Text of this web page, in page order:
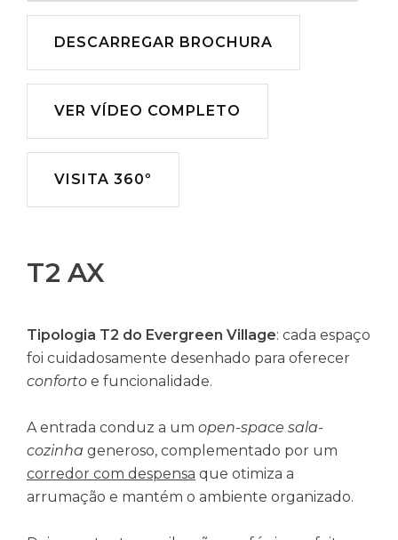
DESCARREGAR BROCHURA
Descarregar
VER VÍDEO COMPLETO
Reproduzir
VISITA 360º
T2 AX
Tipologia T2 do Evergreen Village: cada espaço
foi cuidadosamente desenhado para oferecer
conforto e funcionalidade.
A entrada conduz a um open-space sala-
cozinha generoso, complementado por um
corredor com despensa que otimiza a
arrumação e mantém o ambiente organizado.